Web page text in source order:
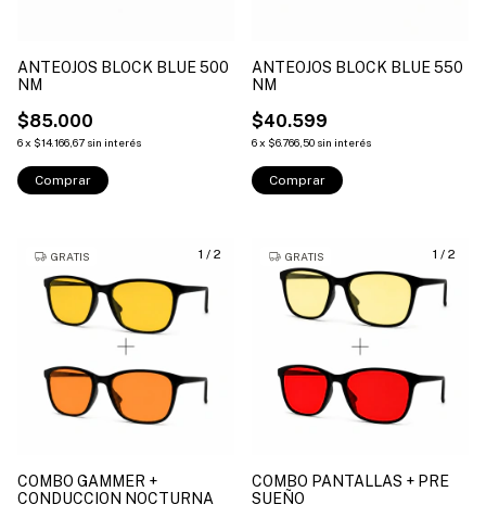
ANTEOJOS BLOCK BLUE 500
NM
$85.000
6x $14.166,67 sin interés
Comprar
ANTEOJOS BLOCK BLUE 550
NM
$40.599
6x $6.766,50 sin interés
Comprar
1 / 2
GRATIS
COMBO GAMMER +
CONDUCCION NOCTURNA
1 / 2
GRATIS
COMBO PANTALLAS + PRE
SUEÑO